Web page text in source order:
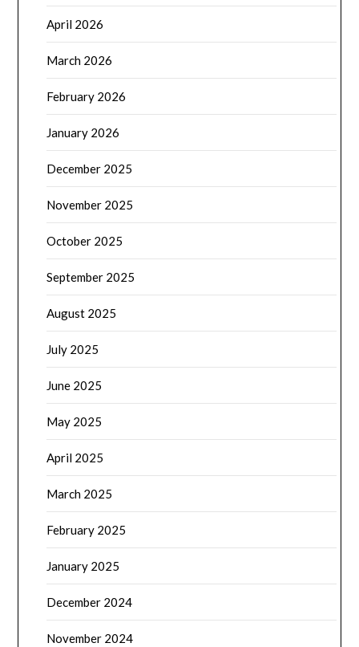
April 2026
March 2026
February 2026
January 2026
December 2025
November 2025
October 2025
September 2025
August 2025
July 2025
June 2025
May 2025
April 2025
March 2025
February 2025
January 2025
December 2024
November 2024